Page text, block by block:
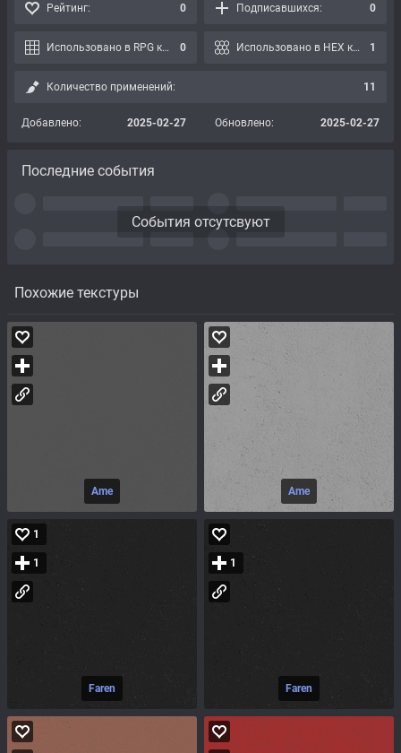
Похожие текстуры
Ame Ame
Faren
1
1
Faren
1
Рейтинг: 0 Подписавшихся: 0
Использовано в RPG картах: 0 Использовано в HEX картах: 1
Количество применений: 11
Добавлено: 2025-02-27 Обновлено: 2025-02-27
Последние события
События отсутсвуют